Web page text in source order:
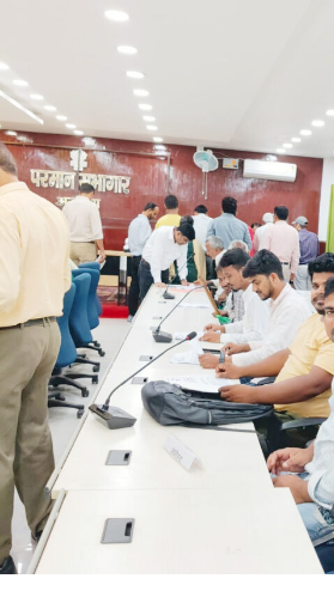
اور ترقی پسند” شخص کو
کی اپیل کی۔ مسٹر کشور نے
اسمبلی ضمنی انتخاب کے
میں تبدیلی کے لیے عوام
دیا ہے۔
انتخاب میں جیت کی طرف بڑھتے
نامہ نگاروں سے بات چیت کرتے ہوئے
کہا کہ عوام نے نیشنل ڈیموکریٹک الائنس (این ڈی اے) کو 202
تھا۔ انہوں نے کہا کہ اب بی جے پی کی
کی قیادت کسی ایسے شخص کے
ہو اور جو تعلیم، روزگار اور گڈ
کے ساتھ ساتھ ہجرت (مائگریشن) کو
کو ایک ایسے اچھے اور اہل وزیر
تعلیم فراہم کرے، روزگار کے
کے وقار کو بحال کرے۔انہوں نے
لیے بغیر کہا کہ ان کی مخالفت کسی
قیادت‘‘سے ہے۔ وزیر اعلیٰ
بغیر ان کی طرف اشارہ کرتے ہوئے
ان سے لوگ اچھی طرح واقف ہیں اور